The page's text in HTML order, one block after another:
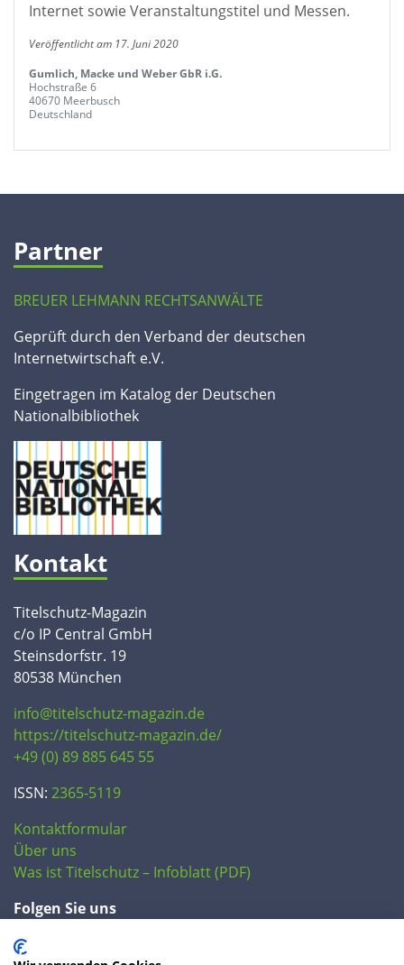
Internet sowie Veranstaltungstitel und Messen.
Veröffentlicht am 17. Juni 2020
Gumlich, Macke und Weber GbR i.G.
Hochstraße 6
40670 Meerbusch
Deutschland
Partner
BREUER LEHMANN RECHTSANWÄLTE
Geprüft durch den Verband der deutschen
Internetwirtschaft e.V.
Eingetragen im Katalog der Deutschen
Nationalbibliothek
Kontakt
Titelschutz-Magazin
c/o IP Central GmbH
Steinsdorfstr. 19
80538 München
info@titelschutz-magazin.de
https://titelschutz-magazin.de/
+49 (0) 89 885 645 55
ISSN: 2365-5119
Kontaktformular
Über uns
Was ist Titelschutz – Infoblatt (PDF)
Folgen Sie uns